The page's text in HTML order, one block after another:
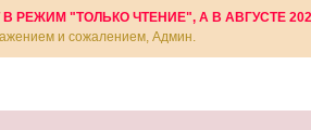
"ТОЛЬКО ЧТЕНИЕ", А В АВГУСТЕ
и сожалением, Админ.